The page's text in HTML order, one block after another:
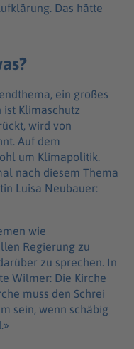
Das hätte
ein großes
Klimaschutz
wird von
Auf dem
um Klimapolitik.
nach diesem Thema
Luisa Neubauer:
wie
Regierung zu
zu sprechen. In
Wilmer: Die Kirche
muss den Schrei
sein, wenn schäbig